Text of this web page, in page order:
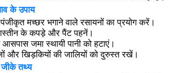
के उपाय
मच्छर भगाने वाले रसायनों का प्रयोग करें।
के कपड़े और पैंट पहनें।
जमा स्थायी पानी को हटाएं।
और खिड़कियों की जालियों को दुरुस्त रखें।
तथ्य